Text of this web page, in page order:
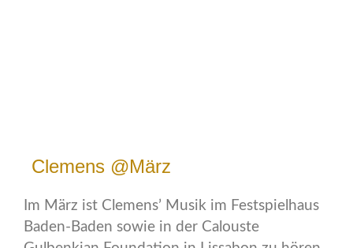
Clemens @März
Im März ist Clemens’ Musik im Festspielhaus
Baden-Baden sowie in der Calouste